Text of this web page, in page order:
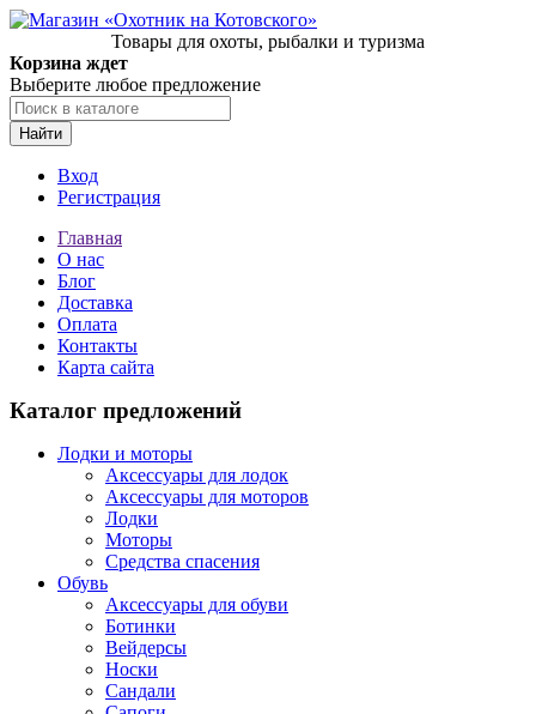
Товары для охоты, рыбалки и туризма
Корзина ждет
Выберите любое предложение
Найти
Вход
Регистрация
Главная
О нас
Блог
Доставка
Оплата
Контакты
Карта сайта
Каталог предложений
Лодки и моторы
Аксессуары для лодок
Аксессуары для моторов
Лодки
Моторы
Средства спасения
Обувь
Аксессуары для обуви
Ботинки
Вейдерсы
Носки
Сандали